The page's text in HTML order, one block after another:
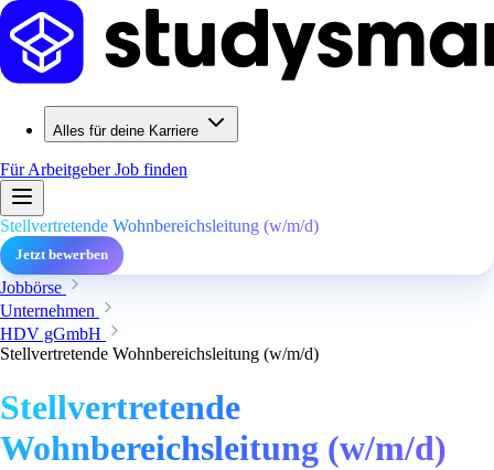
Alles für deine Karriere
Für ArbeitgeberJob finden
Stellvertretende Wohnbereichsleitung (w/m/d)
Jetzt bewerben
Jobbörse
Unternehmen
HDV gGmbH
Stellvertretende Wohnbereichsleitung (w/m/d)
Stellvertretende
Wohnbereichsleitung (w/m/d)